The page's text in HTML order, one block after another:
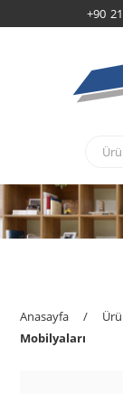
+90
Anasayfa /
Mobilyaları